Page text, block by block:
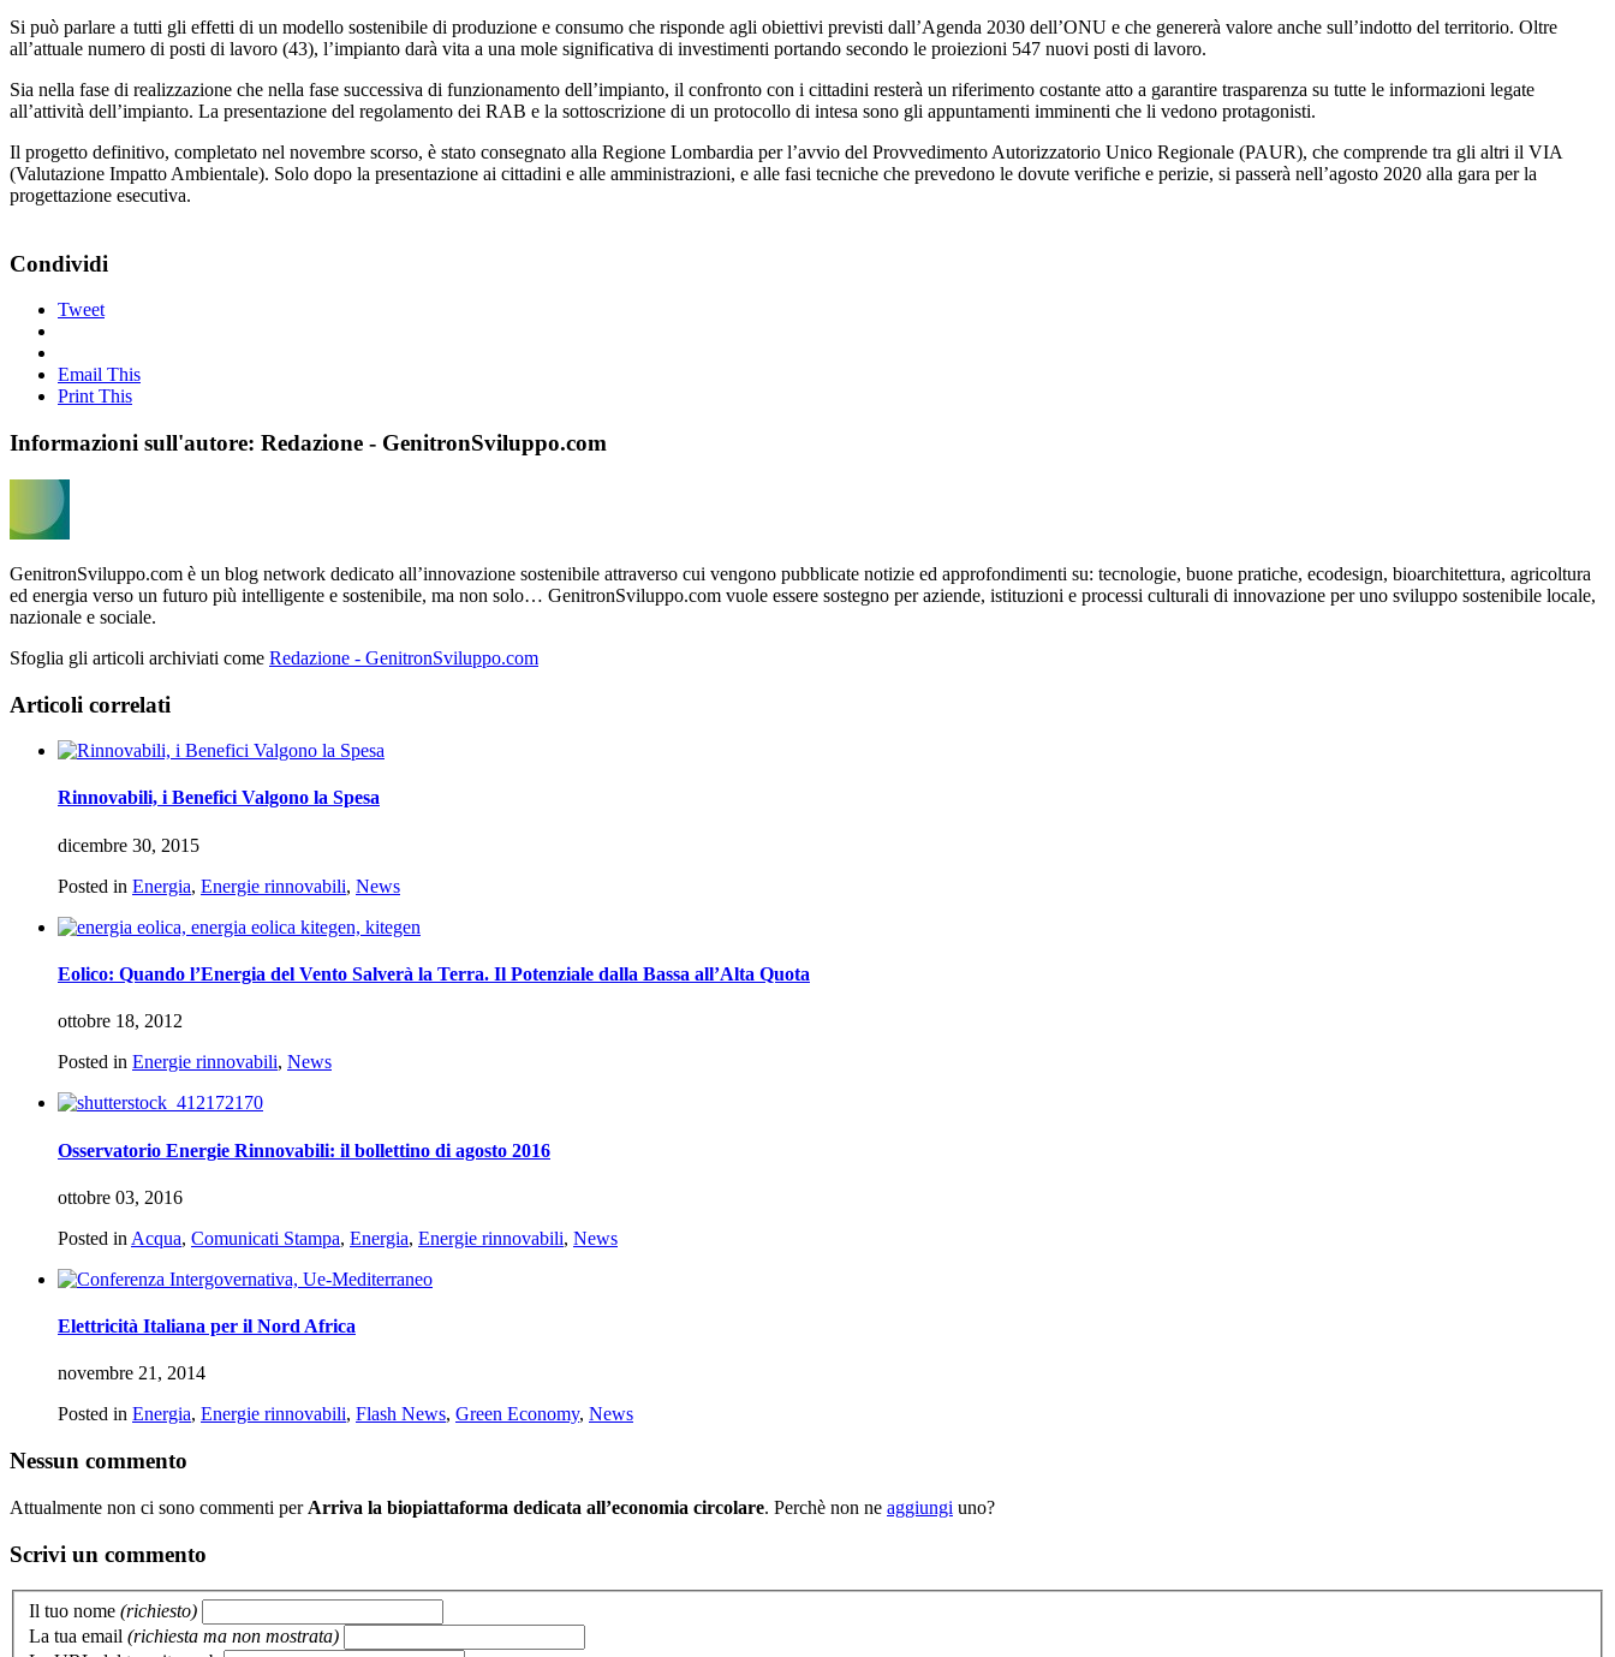
Si può parlare a tutti gli effetti di un modello sostenibile di produzione e consumo che risponde agli obiettivi previsti dall’Agenda 2030 dell’ONU e che genererà valore anche sull’indotto del territorio. Oltre
all’attuale numero di posti di lavoro (43), l’impianto darà vita a una mole significativa di investimenti portando secondo le proiezioni 547 nuovi posti di lavoro.
Sia nella fase di realizzazione che nella fase successiva di funzionamento dell’impianto, il confronto con i cittadini resterà un riferimento costante atto a garantire trasparenza su tutte le informazioni legate
all’attività dell’impianto. La presentazione del regolamento dei RAB e la sottoscrizione di un protocollo di intesa sono gli appuntamenti imminenti che li vedono protagonisti.
Il progetto definitivo, completato nel novembre scorso, è stato consegnato alla Regione Lombardia per l’avvio del Provvedimento Autorizzatorio Unico Regionale (PAUR), che comprende tra gli altri il VIA
(Valutazione Impatto Ambientale). Solo dopo la presentazione ai cittadini e alle amministrazioni, e alle fasi tecniche che prevedono le dovute verifiche e perizie, si passerà nell’agosto 2020 alla gara per la
progettazione esecutiva.
Condividi
Tweet
Email This
Print This
Informazioni sull'autore: Redazione - GenitronSviluppo.com
GenitronSviluppo.com è un blog network dedicato all’innovazione sostenibile attraverso cui vengono pubblicate notizie ed approfondimenti su: tecnologie, buone pratiche, ecodesign, bioarchitettura, agricoltura
ed energia verso un futuro più intelligente e sostenibile, ma non solo… GenitronSviluppo.com vuole essere sostegno per aziende, istituzioni e processi culturali di innovazione per uno sviluppo sostenibile locale,
nazionale e sociale.
Sfoglia gli articoli archiviati come Redazione - GenitronSviluppo.com
Articoli correlati
Rinnovabili, i Benefici Valgono la Spesa
dicembre 30, 2015
Posted in Energia, Energie rinnovabili, News
Eolico: Quando l’Energia del Vento Salverà la Terra. Il Potenziale dalla Bassa all’Alta Quota
ottobre 18, 2012
Posted in Energie rinnovabili, News
Osservatorio Energie Rinnovabili: il bollettino di agosto 2016
ottobre 03, 2016
Posted in Acqua, Comunicati Stampa, Energia, Energie rinnovabili, News
Elettricità Italiana per il Nord Africa
novembre 21, 2014
Posted in Energia, Energie rinnovabili, Flash News, Green Economy, News
Nessun commento
Attualmente non ci sono commenti per Arriva la biopiattaforma dedicata all’economia circolare. Perchè non ne aggiungi uno?
Scrivi un commento
Il tuo nome (richiesto)
La tua email (richiesta ma non mostrata)